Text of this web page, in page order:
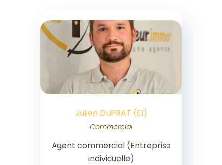
Julien DUPRAT (EI)
Commercial
Agent commercial (Entreprise
individuelle)